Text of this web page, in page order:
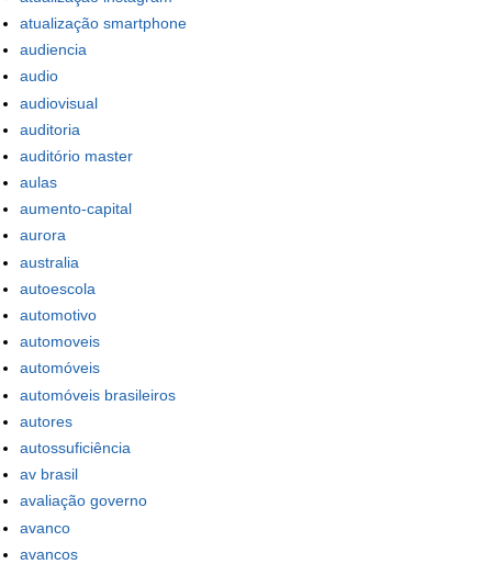
atualização smartphone
audiencia
audio
audiovisual
auditoria
auditório master
aulas
aumento-capital
aurora
australia
autoescola
automotivo
automoveis
automóveis
automóveis brasileiros
autores
autossuficiência
av brasil
avaliação governo
avanco
avancos